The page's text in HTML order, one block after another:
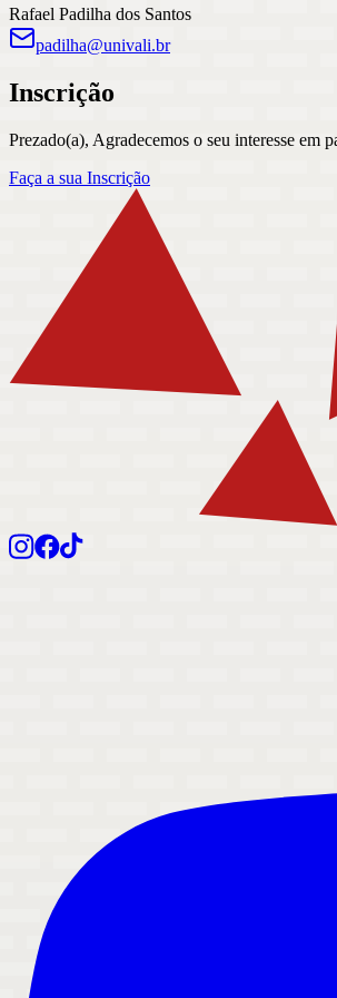
Rafael Padilha dos Santos
padilha@univali.br
Inscrição
Prezado(a), Agradecemos o seu interesse em
Faça a sua Inscrição